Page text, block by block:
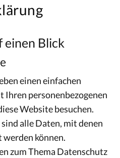
einen Blick
einen einfachen
Ihren personenbezogenen
Website besuchen.
alle Daten, mit denen
können.
zum Thema Datenschutz